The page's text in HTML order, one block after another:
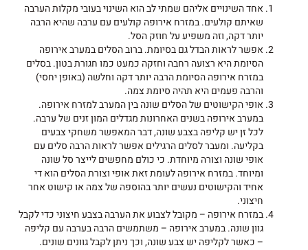
אחד השינויים אליהם שמתי לב הוא השינוי בעובי מקלות הערבה
שאיתם קולעים. במזרח אירופה קולעים עם ערבה שהיא הרבה
יותר דקה, וזה משפיע על חוזק הסל.
אפשר לראות הבדל גם בסיומת. ברוב הסלים במערב אירופה
הסיומת היא רצועה רחבה וחזקה כמעט כמו חגורת בטון. בסלים
במזרח אירופה הסיומת הרבה יותר דקה וחלשה (באופן יחסי)
והרבה פעמים היא תהיה סיומת צמה.
אופי הקישוטים של הסלים שונה בין המערב למזרח אירופה.
במערב אירופה בשנים האחרונות מגדלים המון זנים של ערבה.
לכל זן יש קליפה בצבע שונה, דבר המאפשר משחקי צבעים
בקליעה. ומעבר לסלים הרגילים אפשר לראות הרבה סלים עם
אופי שונה וצורה מיוחדת. כי כולם מחפשים לייצר סל שונה
ומיוחד. במזרח אירופה לעומת זאת אופי וצורת הסלים הוא די
אחיד והקישוטים נעשים יותר בהוספה של צמה או קישוט אחר
חיצוני.
במזרח אירופה – מקובל לצבוע את הערבה בצבע חיצוני כדי לקבל
גוון שונה. במערב אירופה – משתמשים הרבה בערבה עם קליפה
– כאשר לקליפה יש צבע שונה, וכך ניתן לקבל גוונים שונים.